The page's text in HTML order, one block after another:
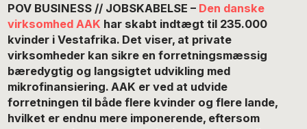
POV BUSINESS // JOBSKABELSE – Den danske
virksomhed AAK har skabt indtægt til 235.000
kvinder i Vestafrika. Det viser, at private
virksomheder kan sikre en forretningsmæssig
bæredygtig og langsigtet udvikling med
mikrofinansiering. AAK er ved at udvide
forretningen til både flere kvinder og flere lande,
hvilket er endnu mere imponerende, eftersom